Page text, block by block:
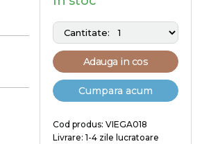
Adauga in cos
Cumpara acum
Cod produs: VIEGA018
Livrare: 1-4 zile lucratoare